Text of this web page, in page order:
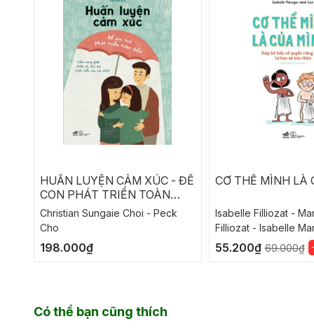
HUẤN LUYỆN CẢM XÚC - ĐỂ
CON PHÁT TRIỂN TOÀN
DIỆN
Christian Sungaie Choi - Peck
Cho
198.000₫
CƠ THỂ MÌNH LÀ
Isabelle Filliozat -
Filliozat - Isabelle
55.200₫ 69.000₫
Có thể bạn cũng thích